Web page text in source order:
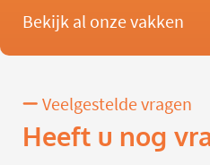
Bekijk al onze vakken
Veelgestelde vragen
Heeft u nog